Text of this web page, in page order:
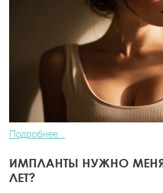
Подробнее...
ИМПЛАНТЫ НУЖНО
ЛЕТ?